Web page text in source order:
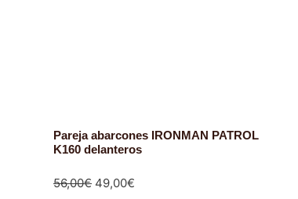
Pareja abarcones IRONMAN PATROL
K160 delanteros
56,00€ El
49,00€